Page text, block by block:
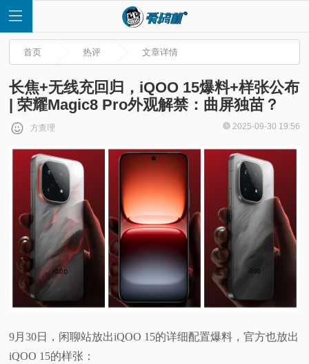
首
视
首页 热评 文章详情
长焦+无线充回归，iQOO 15爆料+样张公布
| 荣耀Magic8 Pro外观解禁：曲屏独苗？
方查理 2025-09-30 19:56
9月30日，闲聊站放出iQOO 15的详细配置爆料，官方也放出
iQOO 15的样张：